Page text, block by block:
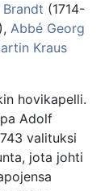
Brandt (1714-
Abbé Georg
Kraus
hovikapelli.
Adolf
valituksi
jota johti